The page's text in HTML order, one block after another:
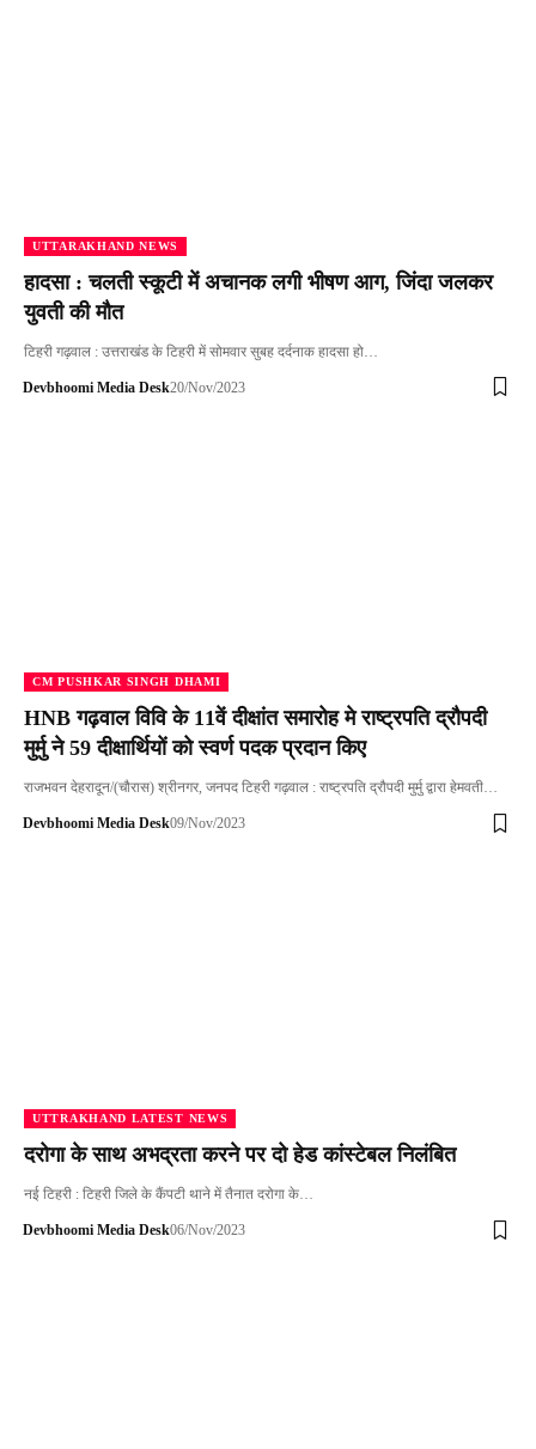
UTTARAKHAND NEWS
हादसा : चलती स्कूटी में अचानक लगी भीषण आग, जिंदा जलकर
युवती की मौत
टिहरी गढ़वाल : उत्तराखंड के टिहरी में सोमवार सुबह दर्दनाक हादसा हो…
Devbhoomi Media Desk20/Nov/2023
CM PUSHKAR SINGH DHAMI
HNB गढ़वाल विवि के 11वें दीक्षांत समारोह मे राष्ट्रपति द्रौपदी
मुर्मु ने 59 दीक्षार्थियों को स्वर्ण पदक प्रदान किए
राजभवन देहरादून/(चौरास) श्रीनगर, जनपद टिहरी गढ़वाल : राष्ट्रपति द्रौपदी मुर्मु द्वारा हेमवती…
Devbhoomi Media Desk09/Nov/2023
UTTRAKHAND LATEST NEWS
दरोगा के साथ अभद्रता करने पर दो हेड कांस्टेबल निलंबित
नई टिहरी : टिहरी जिले के कैंपटी थाने में तैनात दरोगा के…
Devbhoomi Media Desk06/Nov/2023